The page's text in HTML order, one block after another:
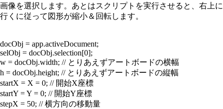
画像を選択します。あとはスクリプトを実行させると、右上に
行くに従って図形が縮小＆回転します。
docObj = app.activeDocument;
selObj = docObj.selection[0];
w = docObj.width; // とりあえずアートボードの横幅
h = docObj.height; // とりあえずアートボードの縦幅
startX = X = 0; // 開始X座標
startY = Y = 0; // 開始Y座標
stepX = 50; // 横方向の移動量